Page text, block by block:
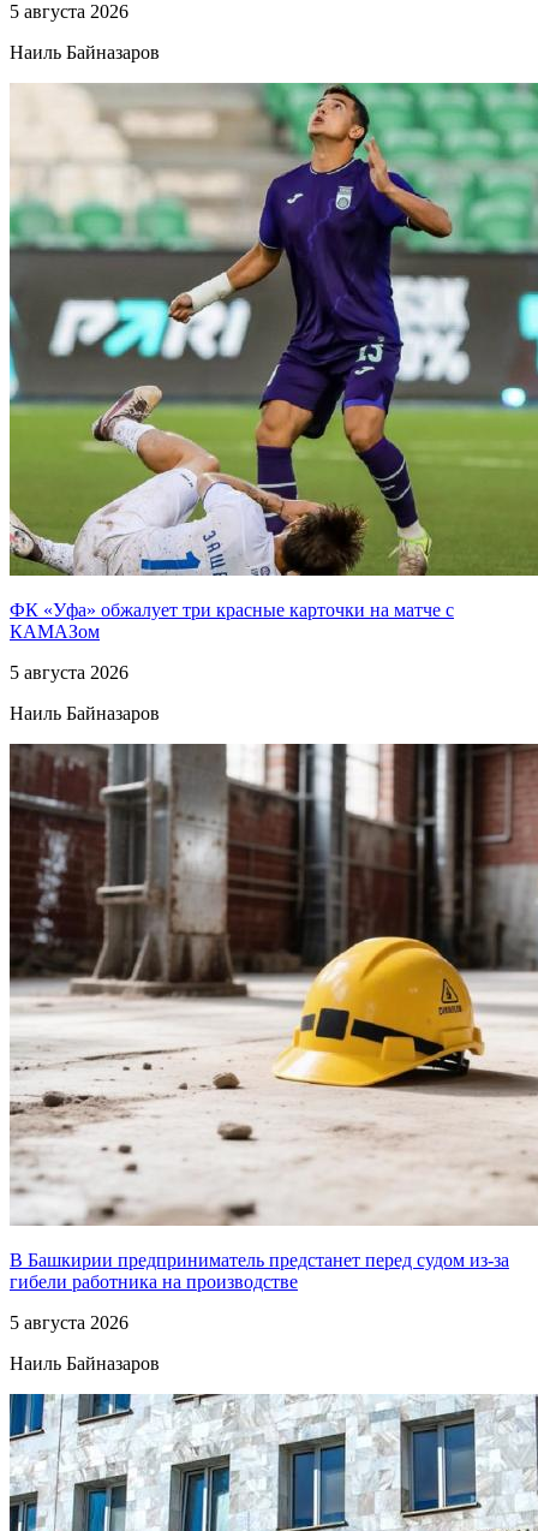
5 августа 2026
Наиль Байназаров
ФК «Уфа» обжалует три красные карточки на матче с
КАМАЗом
5 августа 2026
Наиль Байназаров
В Башкирии предприниматель предстанет перед судом из-за
гибели работника на производстве
5 августа 2026
Наиль Байназаров